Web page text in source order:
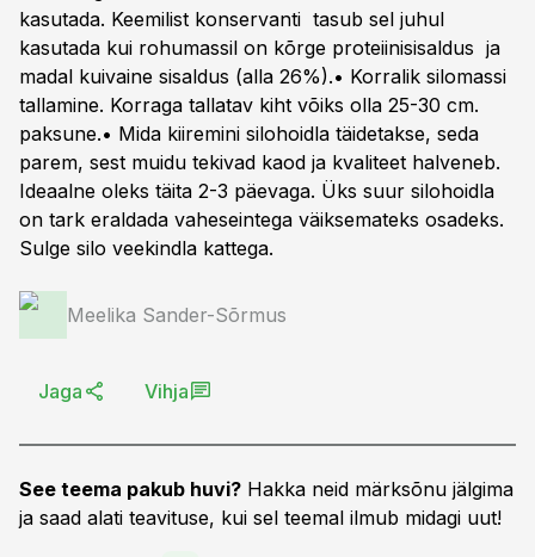
kasutada. Keemilist konservanti tasub sel juhul
kasutada kui rohumassil on kõrge proteiinisisaldus ja
madal kuivaine sisaldus (alla 26%).• Korralik silomassi
tallamine. Korraga tallatav kiht võiks olla 25-30 cm.
paksune.• Mida kiiremini silohoidla täidetakse, seda
parem, sest muidu tekivad kaod ja kvaliteet halveneb.
Ideaalne oleks täita 2-3 päevaga. Üks suur silohoidla
on tark eraldada vaheseintega väiksemateks osadeks.
Sulge silo veekindla kattega.
Meelika Sander-Sõrmus
Jaga Vihja
See teema pakub huvi? Hakka neid märksõnu jälgima
ja saad alati teavituse, kui sel teemal ilmub midagi uut!